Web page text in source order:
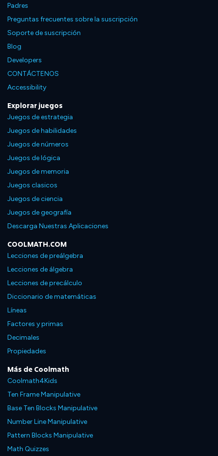
Padres
Preguntas frecuentes sobre la suscripción
Soporte de suscripción
Blog
Developers
CONTÁCTENOS
Accessibility
Explorar juegos
Juegos de estrategia
Juegos de habilidades
Juegos de números
Juegos de lógica
Juegos de memoria
Juegos clasicos
Juegos de ciencia
Juegos de geografía
Descarga Nuestras Aplicaciones
COOLMATH.COM
Lecciones de preálgebra
Lecciones de álgebra
Lecciones de precálculo
Diccionario de matemáticas
Líneas
Factores y primas
Decimales
Propiedades
Más de Coolmath
Coolmath4Kids
Ten Frame Manipulative
Base Ten Blocks Manipulative
Number Line Manipulative
Pattern Blocks Manipulative
Math Quizzes